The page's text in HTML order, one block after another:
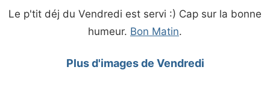
Le p'tit déj du Vendredi est servi :) Cap sur la bonne
humeur. Bon Matin.
Plus d'images de Vendredi